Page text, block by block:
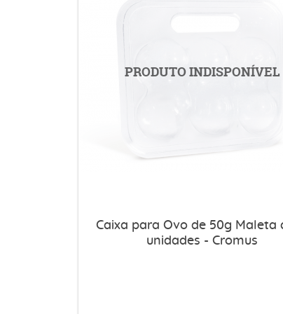
Caixa para Ovo de 50g Maleta
unidades - Cromus